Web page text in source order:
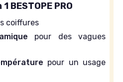
BESTOPE PRO
coiffures
pour des vagues
pour un usage